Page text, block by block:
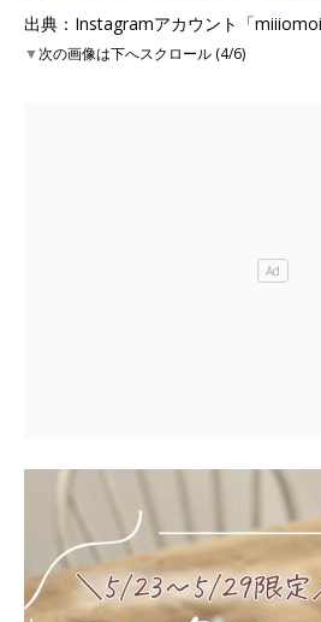
出典：Instagramアカウント「
▼次の画像は下へスクロール (4/6)